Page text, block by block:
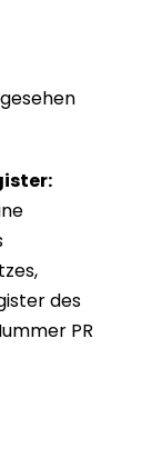
des
PR